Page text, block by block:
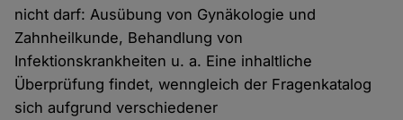
nicht darf: Ausübung von Gynäkologie und
Zahnheilkunde, Behandlung von
Infektionskrankheiten u. a. Eine inhaltliche
Überprüfung findet, wenngleich der Fragenkatalog
sich aufgrund verschiedener